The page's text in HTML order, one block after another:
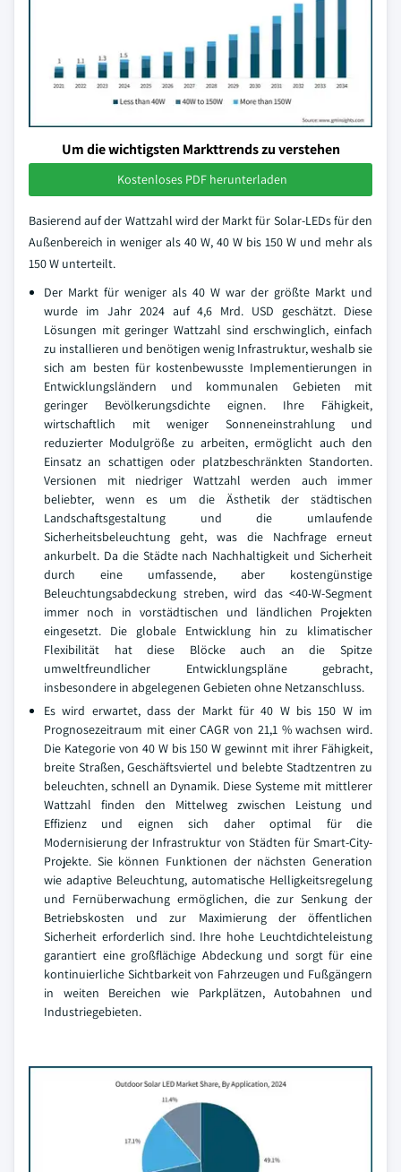
Um die wichtigsten Markttrends zu verstehen
Kostenloses PDF herunterladen
Basierend auf der Wattzahl wird der Markt für Solar-LEDs für den
Außenbereich in weniger als 40 W, 40 W bis 150 W und mehr als
150 W unterteilt.
Der Markt für weniger als 40 W war der größte Markt und
wurde im Jahr 2024 auf 4,6 Mrd. USD geschätzt. Diese
Lösungen mit geringer Wattzahl sind erschwinglich, einfach
zu installieren und benötigen wenig Infrastruktur, weshalb sie
sich am besten für kostenbewusste Implementierungen in
Entwicklungsländern und kommunalen Gebieten mit
geringer Bevölkerungsdichte eignen. Ihre Fähigkeit,
wirtschaftlich mit weniger Sonneneinstrahlung und
reduzierter Modulgröße zu arbeiten, ermöglicht auch den
Einsatz an schattigen oder platzbeschränkten Standorten.
Versionen mit niedriger Wattzahl werden auch immer
beliebter, wenn es um die Ästhetik der städtischen
Landschaftsgestaltung und die umlaufende
Sicherheitsbeleuchtung geht, was die Nachfrage erneut
ankurbelt. Da die Städte nach Nachhaltigkeit und Sicherheit
durch eine umfassende, aber kostengünstige
Beleuchtungsabdeckung streben, wird das <40-W-Segment
immer noch in vorstädtischen und ländlichen Projekten
eingesetzt. Die globale Entwicklung hin zu klimatischer
Flexibilität hat diese Blöcke auch an die Spitze
umweltfreundlicher Entwicklungspläne gebracht,
insbesondere in abgelegenen Gebieten ohne Netzanschluss.
Es wird erwartet, dass der Markt für 40 W bis 150 W im
Prognosezeitraum mit einer CAGR von 21,1 % wachsen wird.
Die Kategorie von 40 W bis 150 W gewinnt mit ihrer Fähigkeit,
breite Straßen, Geschäftsviertel und belebte Stadtzentren zu
beleuchten, schnell an Dynamik. Diese Systeme mit mittlerer
Wattzahl finden den Mittelweg zwischen Leistung und
Effizienz und eignen sich daher optimal für die
Modernisierung der Infrastruktur von Städten für Smart-City-
Projekte. Sie können Funktionen der nächsten Generation
wie adaptive Beleuchtung, automatische Helligkeitsregelung
und Fernüberwachung ermöglichen, die zur Senkung der
Betriebskosten und zur Maximierung der öffentlichen
Sicherheit erforderlich sind. Ihre hohe Leuchtdichteleistung
garantiert eine großflächige Abdeckung und sorgt für eine
kontinuierliche Sichtbarkeit von Fahrzeugen und Fußgängern
in weiten Bereichen wie Parkplätzen, Autobahnen und
Industriegebieten.